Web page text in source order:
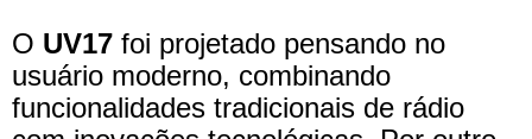
O UV17 foi projetado pensando no
usuário moderno, combinando
funcionalidades tradicionais de rádio